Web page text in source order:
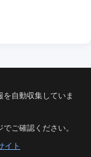
自動収集していま
ご確認ください。
イト